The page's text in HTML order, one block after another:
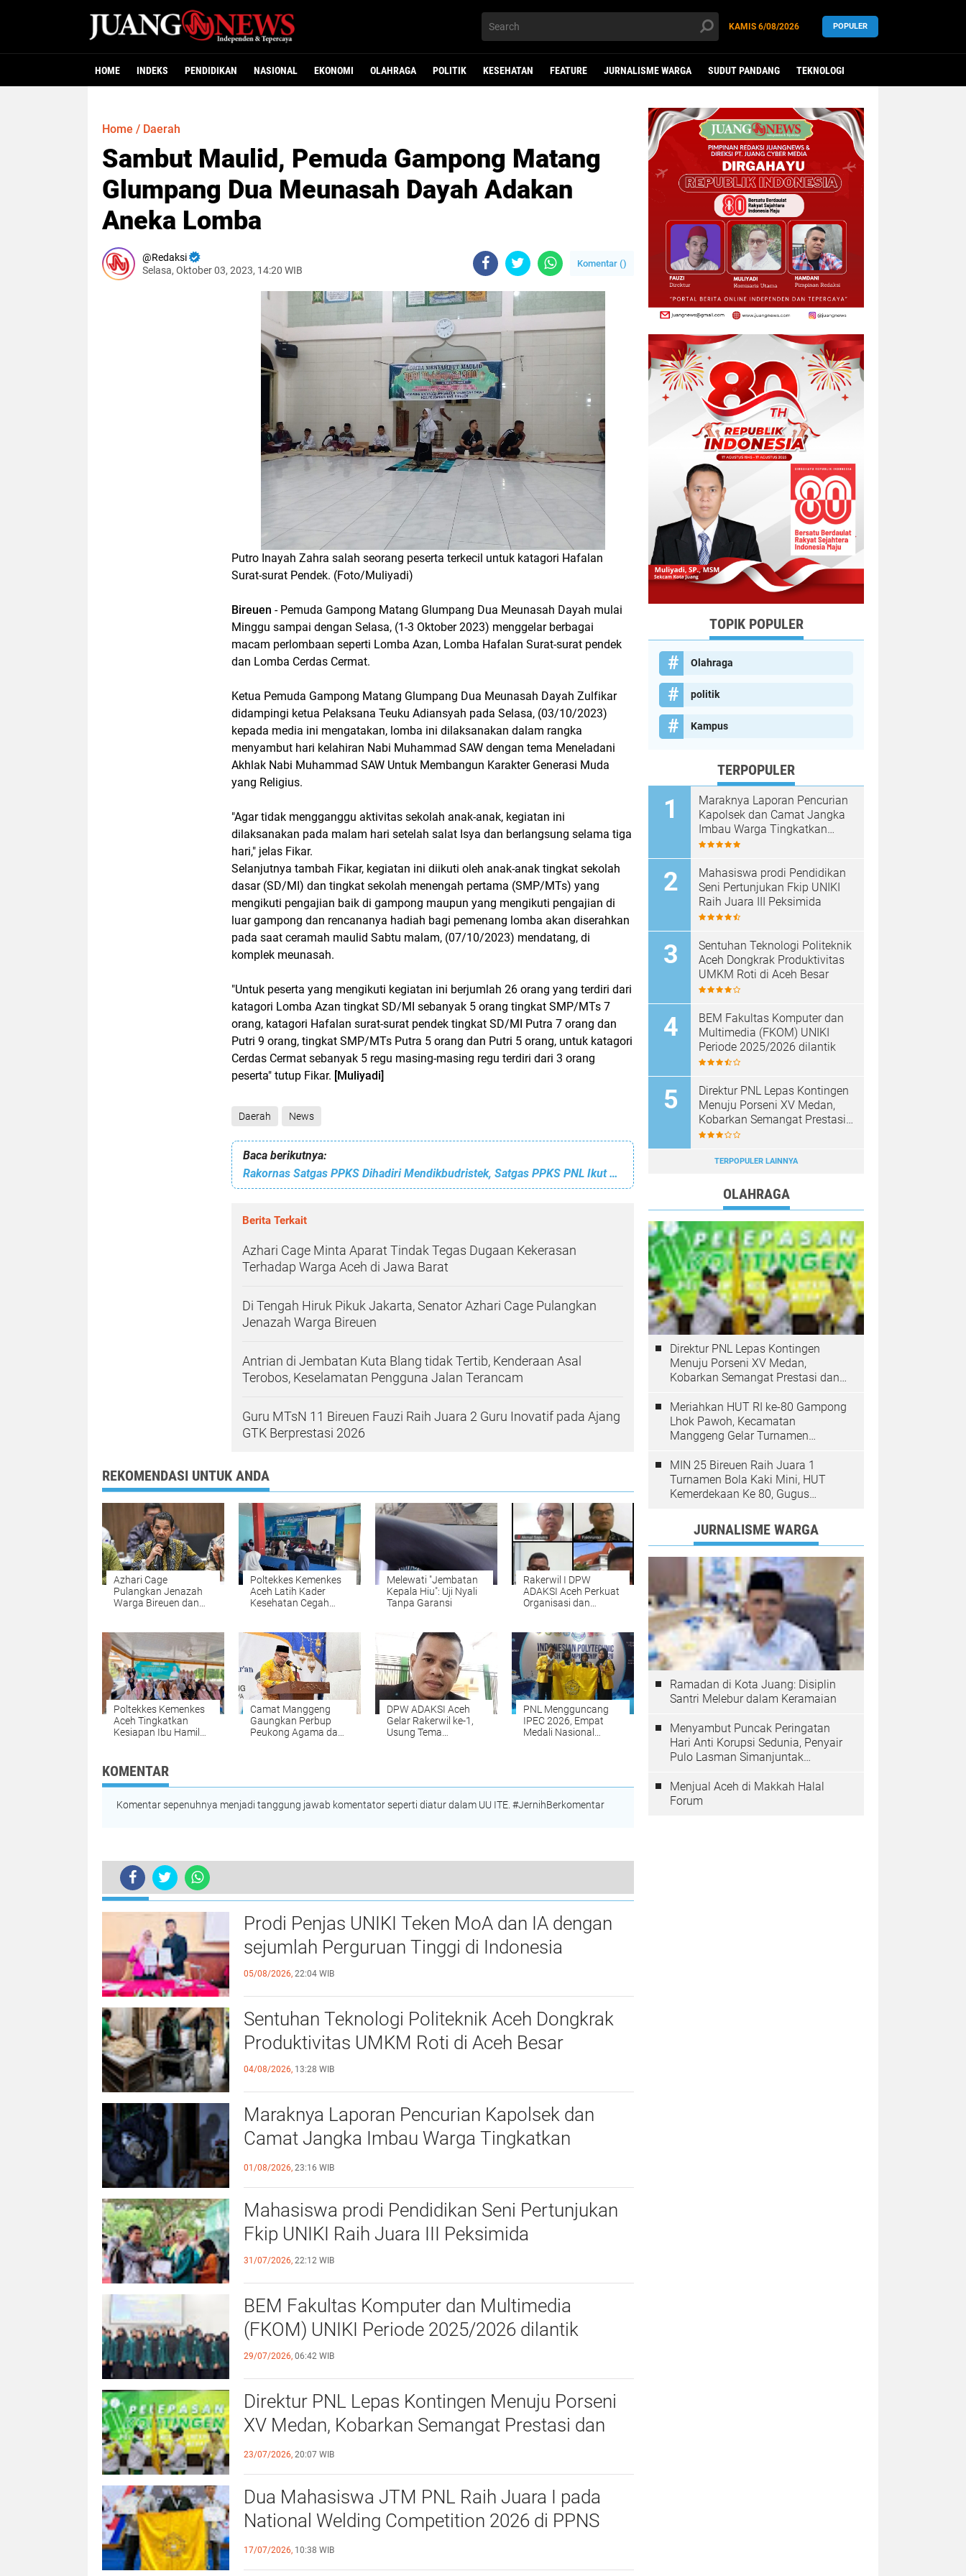
KAMIS 6/08/2026 POPULER
HOME INDEKS PENDIDIKAN NASIONAL EKONOMI OLAHRAGA POLITIK KESEHATAN FEATURE JURNALISME WARGA SUDUT PANDANG TEKNOLOGI
Home / Daerah
Sambut Maulid, Pemuda Gampong Matang
Glumpang Dua Meunasah Dayah Adakan
Aneka Lomba
Redaksi
Selasa, Oktober 03, 2023, 14:20 WIB
Komentar ()
Putro Inayah Zahra salah seorang peserta terkecil untuk katagori Hafalan
Surat-surat Pendek. (Foto/Muliyadi)
Bireuen - Pemuda Gampong Matang Glumpang Dua Meunasah Dayah mulai
Minggu sampai dengan Selasa, (1-3 Oktober 2023) menggelar berbagai
macam perlombaan seperti Lomba Azan, Lomba Hafalan Surat-surat pendek
dan Lomba Cerdas Cermat.
Ketua Pemuda Gampong Matang Glumpang Dua Meunasah Dayah Zulfikar
didampingi ketua Pelaksana Teuku Adiansyah pada Selasa, (03/10/2023)
kepada media ini mengatakan, lomba ini dilaksanakan dalam rangka
menyambut hari kelahiran Nabi Muhammad SAW dengan tema Meneladani
Akhlak Nabi Muhammad SAW Untuk Membangun Karakter Generasi Muda
yang Religius.
"Agar tidak mengganggu aktivitas sekolah anak-anak, kegiatan ini
dilaksanakan pada malam hari setelah salat Isya dan berlangsung selama tiga
hari," jelas Fikar.
Selanjutnya tambah Fikar, kegiatan ini diikuti oleh anak-anak tingkat sekolah
dasar (SD/MI) dan tingkat sekolah menengah pertama (SMP/MTs) yang
mengikuti pengajian baik di gampong maupun yang mengikuti pengajian di
luar gampong dan rencananya hadiah bagi pemenang lomba akan diserahkan
pada saat ceramah maulid Sabtu malam, (07/10/2023) mendatang, di
komplek meunasah.
"Untuk peserta yang mengikuti kegiatan ini berjumlah 26 orang yang terdiri dari
katagori Lomba Azan tingkat SD/MI sebanyak 5 orang tingkat SMP/MTs 7
orang, katagori Hafalan surat-surat pendek tingkat SD/MI Putra 7 orang dan
Putri 9 orang, tingkat SMP/MTs Putra 5 orang dan Putri 5 orang, untuk katagori
Cerdas Cermat sebanyak 5 regu masing-masing regu terdiri dari 3 orang
peserta" tutup Fikar. [Muliyadi]
Daerah News
Baca berikutnya:
Rakornas Satgas PPKS Dihadiri Mendikbudristek, Satgas PPKS PNL Ikut Diundang
Berita Terkait
Azhari Cage Minta Aparat Tindak Tegas Dugaan Kekerasan
Terhadap Warga Aceh di Jawa Barat
Di Tengah Hiruk Pikuk Jakarta, Senator Azhari Cage Pulangkan
Jenazah Warga Bireuen
Antrian di Jembatan Kuta Blang tidak Tertib, Kenderaan Asal
Terobos, Keselamatan Pengguna Jalan Terancam
Guru MTsN 11 Bireuen Fauzi Raih Juara 2 Guru Inovatif pada Ajang
GTK Berprestasi 2026
REKOMENDASI UNTUK ANDA
Azhari Cage
Pulangkan Jenazah
Warga Bireuen dan
Poltekkes Kemenkes
Aceh Latih Kader
Kesehatan Cegah
"Gasting"
Melewati "Jembatan
Kepala Hiu": Uji Nyali
Tanpa Garansi
Rakerwil I DPW
ADAKSI Aceh Perkuat
Organisasi dan
Poltekkes Kemenkes
Aceh Tingkatkan
Kesiapan Ibu Hamil
Persalinan Berbasis
Kearifan Lokal
Camat Manggeng
Gaungkan Perbup
Peukong Agama dan
DPW ADAKSI Aceh
Gelar Rakerwil ke-1,
Usung Tema
PNL Mengguncang
IPEC 2026, Empat
Medali Nasional
KOMENTAR
Komentar sepenuhnya menjadi tanggung jawab komentator seperti diatur dalam UU ITE. #JernihBerkomentar
Sambut Maulid, Pemuda Gampong Matang Glumpang Dua Meunasah Dayah Adakan Aneka Lomba
TERKINI
Prodi Penjas UNIKI Teken MoA dan IA dengan
sejumlah Perguruan Tinggi di Indonesia
05/08/2026, 22:04 WIB
Sentuhan Teknologi Politeknik Aceh Dongkrak
Produktivitas UMKM Roti di Aceh Besar
04/08/2026, 13:28 WIB
Maraknya Laporan Pencurian Kapolsek dan
Camat Jangka Imbau Warga Tingkatkan
Kewaspadaan
01/08/2026, 23:16 WIB
Mahasiswa prodi Pendidikan Seni Pertunjukan
Fkip UNIKI Raih Juara III Peksimida
31/07/2026, 22:12 WIB
BEM Fakultas Komputer dan Multimedia
(FKOM) UNIKI Periode 2025/2026 dilantik
29/07/2026, 06:42 WIB
Direktur PNL Lepas Kontingen Menuju Porseni
XV Medan, Kobarkan Semangat Prestasi dan
Sportivitas
23/07/2026, 20:07 WIB
Dua Mahasiswa JTM PNL Raih Juara I pada
National Welding Competition 2026 di PPNS
Surabaya
17/07/2026, 10:38 WIB
TOPIK POPULER
Olahraga
politik
Kampus
TERPOPULER
Maraknya Laporan Pencurian
Kapolsek dan Camat Jangka
Imbau Warga Tingkatkan
Kewaspadaan
Mahasiswa prodi Pendidikan
Seni Pertunjukan Fkip UNIKI
Raih Juara III Peksimida
Sentuhan Teknologi Politeknik
Aceh Dongkrak Produktivitas
UMKM Roti di Aceh Besar
BEM Fakultas Komputer dan
Multimedia (FKOM) UNIKI
Periode 2025/2026 dilantik
Direktur PNL Lepas Kontingen
Menuju Porseni XV Medan,
Kobarkan Semangat Prestasi
dan Sportivitas
TERPOPULER LAINNYA
OLAHRAGA
Direktur PNL Lepas Kontingen
Menuju Porseni XV Medan,
Kobarkan Semangat Prestasi dan
Meriahkan HUT RI ke-80 Gampong
Lhok Pawoh, Kecamatan
Manggeng Gelar Turnamen
MIN 25 Bireuen Raih Juara 1
Turnamen Bola Kaki Mini, HUT
Kemerdekaan Ke 80, Gugus
JURNALISME WARGA
Ramadan di Kota Juang: Disiplin
Santri Melebur dalam Keramaian
Menyambut Puncak Peringatan
Hari Anti Korupsi Sedunia, Penyair
Pulo Lasman Simanjuntak
Korupsi di Indonesia
Menjual Aceh di Makkah Halal
Forum